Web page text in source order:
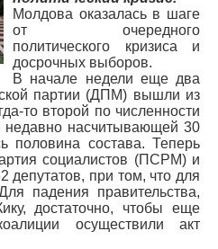
Молдова оказалась в шаге
от очередного
политического кризиса и
досрочных выборов.
В начале недели еще два
партии (ДПМ) вышли из
то второй по численности
насчитывающей 30
половина состава. Теперь
социалистов (ПСРМ) и
при том, что для
падения правительства,
достаточно, чтобы еще
осуществили акт